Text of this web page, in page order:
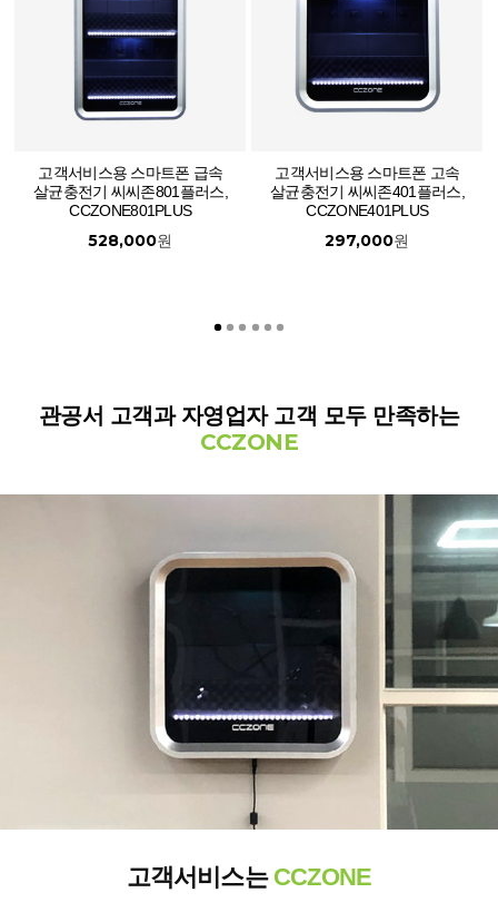
고객서비스용 스마트폰 급속
살균충전기 씨씨존801플러스,
CCZONE801PLUS
528,000원
고객서비스용 스마트폰 고속
살균충전기 씨씨존401플러스,
CCZONE401PLUS
297,000원
관공서 고객과 자영업자 고객 모두 만족하는
CCZONE
고객서비스는 CCZONE